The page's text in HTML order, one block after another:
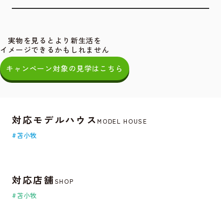
実物を見るとより新生活を
イメージできるかもしれません
キャンペーン対象の見学はこちら
対応モデルハウスMODEL HOUSE
#苫小牧
対応店舗SHOP
#苫小牧